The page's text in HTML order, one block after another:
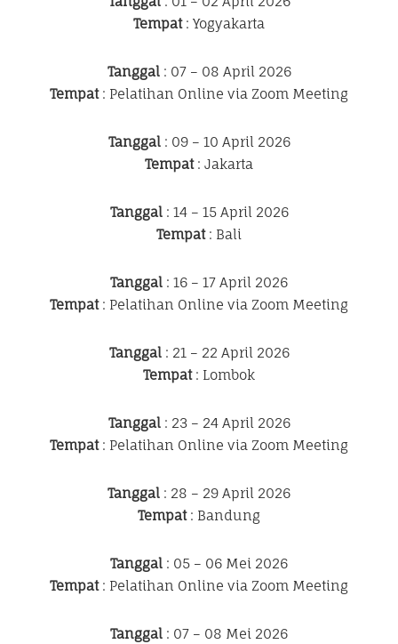
Tempat: Yogyakarta
Tanggal: 07 – 08 April 2026
Tempat: Pelatihan Online via Zoom Meeting
Tanggal: 09 – 10 April 2026
Tempat: Jakarta
Tanggal: 14 – 15 April 2026
Tempat: Bali
Tanggal : 16 – 17 April 2026
Tempat: Pelatihan Online via Zoom Meeting
Tanggal: 21 – 22 April 2026
Tempat: Lombok
Tanggal: 23 – 24 April 2026
Tempat: Pelatihan Online via Zoom Meeting
Tanggal : 28 – 29 April 2026
Tempat: Bandung
Tanggal : 05 – 06 Mei 2026
Tempat: Pelatihan Online via Zoom Meeting
Tanggal : 07 – 08 Mei 2026